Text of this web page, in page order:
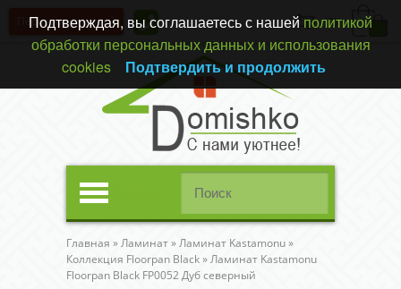
(0)
Перезвонить вам?
Главная »Ламинат»Ламинат Kastamonu»
Коллекция Floorpan Black»Ламинат Kastamonu
Floorpan Black FP0052 Дуб северный
Подтверждая, вы соглашаетесь с нашей политикой
обработки персональных данных и использования
cookies
Подтвердить и продолжить